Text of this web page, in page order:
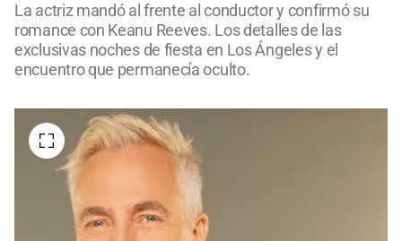
La actriz mandó al frente al conductor y confirmó su
romance con Keanu Reeves. Los detalles de las
exclusivas noches de fiesta en Los Ángeles y el
encuentro que permanecía oculto.